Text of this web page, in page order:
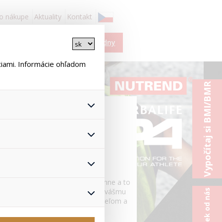
Vypočítaj si BMI/BMR
nákupe Aktuality Kontakt
Košík je prázdny
často aj niekoľkokrát denne a to
vitamínov a minerálov zaistí vášmu
budete bližšie vysnívaným cieľom a
Informácie ohľadom
súhlasu s
Preto
vyhnúť sa